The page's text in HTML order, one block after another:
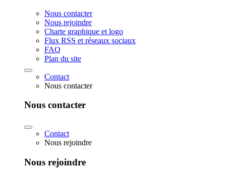
Nous contacter
Nous rejoindre
Charte graphique et logo
Flux RSS et réseaux sociaux
FAQ
Plan du site
Contact
Nous contacter
Nous contacter
Contact
Nous rejoindre
Nous rejoindre